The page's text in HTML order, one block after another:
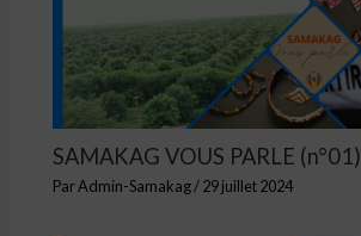
SAMAKAG VOUS PARLE (n°01)
ParAdmin-Samakag/29 juillet 2024